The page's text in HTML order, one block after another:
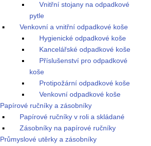
Vnitřní stojany na odpadkové
pytle
Venkovní a vnitřní odpadkové koše
Hygienické odpadkové koše
Kancelářské odpadkové koše
Příslušenství pro odpadkové
koše
Protipožární odpadkové koše
Venkovní odpadkové koše
Papírové ručníky a zásobníky
Papírové ručníky v roli a skládané
Zásobníky na papírové ručníky
Průmyslové utěrky a zásobníky